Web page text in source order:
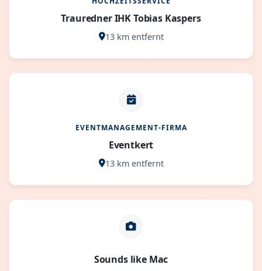
Trauredner IHK Tobias Kaspers
13 km entfernt
EVENTMANAGEMENT-FIRMA
Eventkert
13 km entfernt
Sounds like Mac